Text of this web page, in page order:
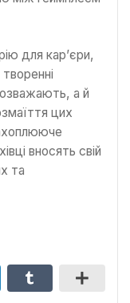
для кар’єри,
а й
цих
вносять свій
та